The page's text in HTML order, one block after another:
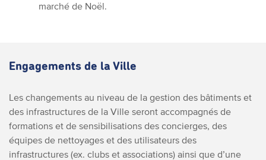
marché de Noël.
Engagements de la Ville
Les changements au niveau de la gestion des bâtiments et
des infrastructures de la Ville seront accompagnés de
formations et de sensibilisations des concierges, des
équipes de nettoyages et des utilisateurs des
infrastructures (ex. clubs et associations) ainsi que d’une